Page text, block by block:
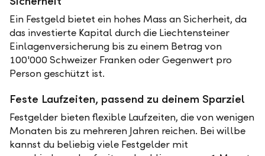
Ein Festgeld bietet ein hohes Mass an Sicherheit, da
das investierte Kapital durch die Liechtensteiner
Einlagenversicherung bis zu einem Betrag von
100'000 Schweizer Franken oder Gegenwert pro
Person geschützt ist.
Feste Laufzeiten, passend zu deinem Sparziel
Festgelder bieten flexible Laufzeiten, die von wenigen
Monaten bis zu mehreren Jahren reichen. Bei willbe
kannst du beliebig viele Festgelder mit